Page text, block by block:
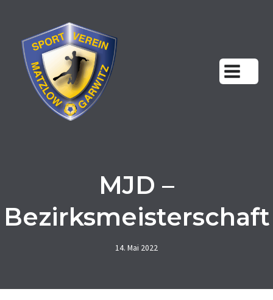
springen
MJD –
Bezirksmeisterschaft
14. Mai 2022